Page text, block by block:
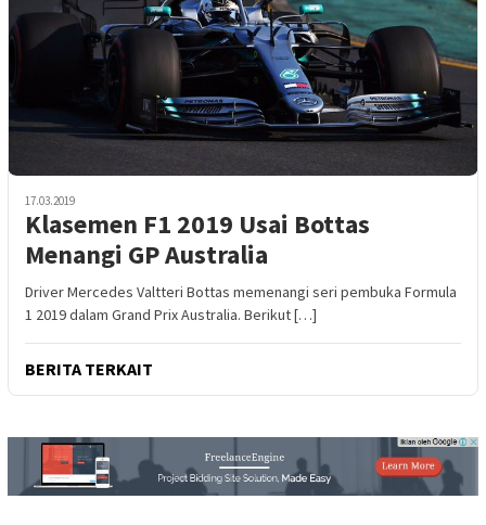
17.03.2019
Klasemen F1 2019 Usai Bottas
Menangi GP Australia
Driver Mercedes Valtteri Bottas memenangi seri pembuka Formula
1 2019 dalam Grand Prix Australia. Berikut […]
BERITA TERKAIT